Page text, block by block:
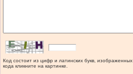
Код состоит из цифр и латинских букв,
кода кликните на картинке.